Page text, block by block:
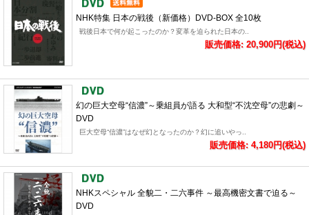
NHK特集 日本の戦後（新価格）DVD-BOX 全10枚
戦後日本で何が起こったのか？変革を迫られた日本の..
販売価格: 20,900円(税込)
幻の巨大空母“信濃”～乗組員が語る 大和型“不沈空母”の悲劇～
DVD
巨大空母“信濃”はなぜ幻となったのか？幻に追いやっ..
販売価格: 4,180円(税込)
NHKスペシャル 全貌二・二六事件 ～最高機密文書で迫る～
DVD